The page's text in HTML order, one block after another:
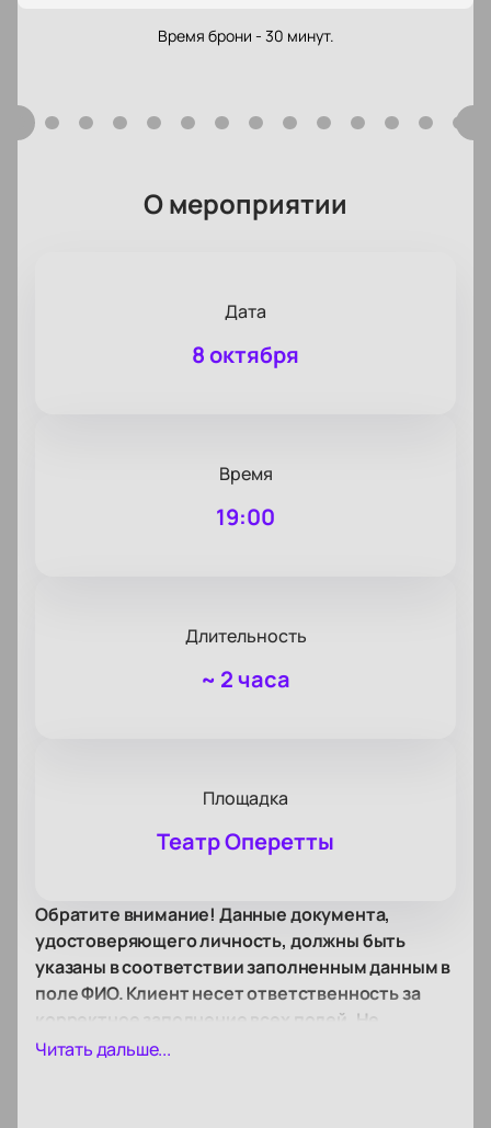
Время брони - 30 минут.
О мероприятии
Дата
8 октября
Время
19:00
Длительность
~ 2 часа
Площадка
Театр Оперетты
Обратите внимание! Данные документа,
удостоверяющего личность, должны быть
указаны в соответствии заполненным данным в
поле ФИО. Клиент несет ответственность за
корректное заполнение всех полей. Не
забудьте взять документ с собой!
Читать дальше...